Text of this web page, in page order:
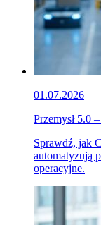
01.07.2026
Przemysł 5.0
Sprawdź, jak
automatyzują
operacyjne.